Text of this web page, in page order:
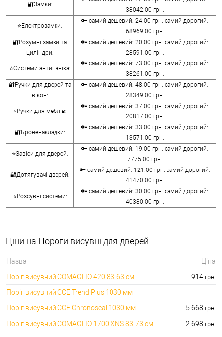
🔐Замки:
38042.00 грн.
⭐Електрозамки:
🔑 самий дешевий: 24.00 грн. самий дорогий:
68969.00 грн.
🔐Розумні замки та
циліндри:
🔑 самий дешевий: 20.00 грн. самий дорогий:
28591.00 грн.
⭐Системи антипаніка:
🔑 самий дешевий: 73.00 грн. самий дорогий:
38261.00 грн.
🔐Ручки для дверей та
вікон:
🔑 самий дешевий: 48.00 грн. самий дорогий:
28349.00 грн.
⭐Ручки для меблів:
🔑 самий дешевий: 37.00 грн. самий дорогий:
20817.00 грн.
🔐Броненакладки:
🔑 самий дешевий: 33.00 грн. самий дорогий:
13571.00 грн.
⭐Завіси для дверей:
🔑 самий дешевий: 19.00 грн. самий дорогий:
7775.00 грн.
🔐Дотягувачі дверей:
🔑 самий дешевий: 121.00 грн. самий дорогий:
41470.00 грн.
⭐Розсувні системи:
🔑 самий дешевий: 30.00 грн. самий дорогий:
40380.00 грн.
⭐Сейфи:
396000.00 грн.
🔐Домофони:
⭐Сигналізація AJAX:
🔑 самий дешевий: грн. самий дорогий: грн.
Ціни на Пороги висувні для дверей
Назва
Ціна
Поріг висувний COMAGLIO 420 83-63 см
914 грн.
Поріг висувний CCE Trend Plus 1030 мм
Поріг висувний CCE Chronoseal 1030 мм
5 668 грн.
Поріг висувний COMAGLIO 1700 XNS 83-73 см 2 698 грн.